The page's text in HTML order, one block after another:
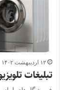
۱۲ اردیبهشت ۱۴۰۲
تبلیغات